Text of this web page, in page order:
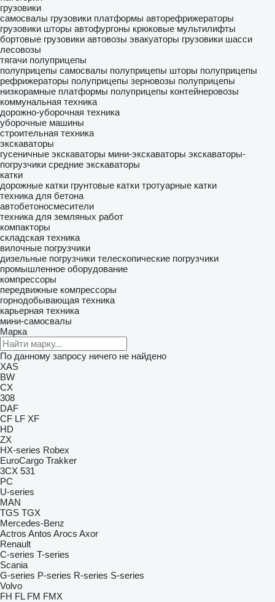
грузовики
самосвалы грузовики платформы авторефрижераторы
грузовики шторы автофургоны крюковые мультилифты
бортовые грузовики автовозы эвакуаторы грузовики шасси
лесовозы
тягачи полуприцепы
полуприцепы самосвалы полуприцепы шторы полуприцепы
рефрижераторы полуприцепы зерновозы полуприцепы
низкорамные платформы полуприцепы контейнеровозы
коммунальная техника
дорожно-уборочная техника
уборочные машины
строительная техника
экскаваторы
гусеничные экскаваторы мини-экскаваторы экскаваторы-
погрузчики средние экскаваторы
катки
дорожные катки грунтовые катки тротуарные катки
техника для бетона
автобетоносмесители
техника для земляных работ
компакторы
складская техника
вилочные погрузчики
дизельные погрузчики телескопические погрузчики
промышленное оборудование
компрессоры
передвижные компрессоры
горнодобывающая техника
карьерная техника
мини-самосвалы
Марка
По данному запросу ничего не найдено
XAS
BW
CX
308
DAF
CF LF XF
HD
ZX
HX-series Robex
EuroCargo Trakker
3CX 531
PC
U-series
MAN
TGS TGX
Mercedes-Benz
Actros Antos Arocs Axor
Renault
C-series T-series
Scania
G-series P-series R-series S-series
Volvo
FH FL FM FMX